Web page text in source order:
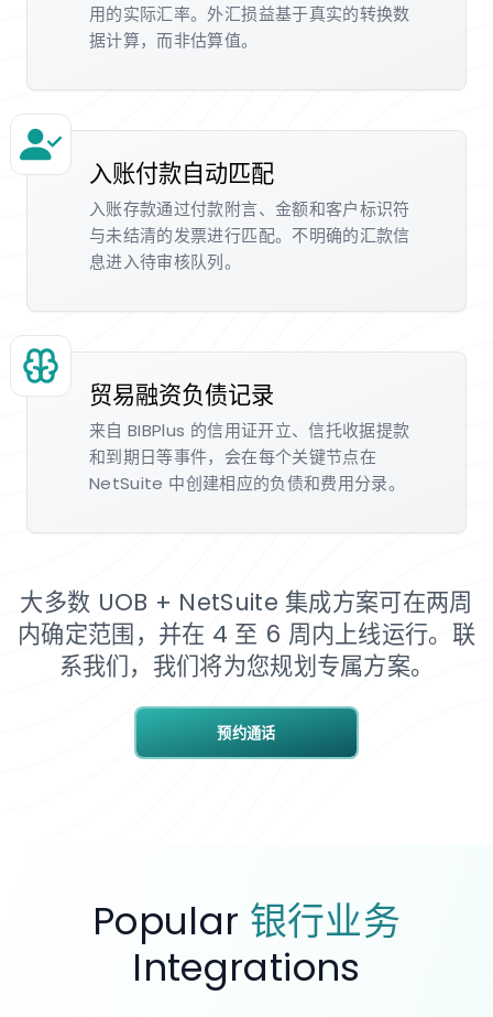
用的实际汇率。外汇损益基于真实的转换数
据计算，而非估算值。
入账付款自动匹配
入账存款通过付款附言、金额和客户标识符
与未结清的发票进行匹配。不明确的汇款信
息进入待审核队列。
贸易融资负债记录
来自 BIBPlus 的信用证开立、信托收据提款
和到期日等事件，会在每个关键节点在
NetSuite 中创建相应的负债和费用分录。
预约通话
大多数 UOB + NetSuite 集成方案可在两周
内确定范围，并在 4 至 6 周内上线运行。联
系我们，我们将为您规划专属方案。
Popular 银行业务
Integrations